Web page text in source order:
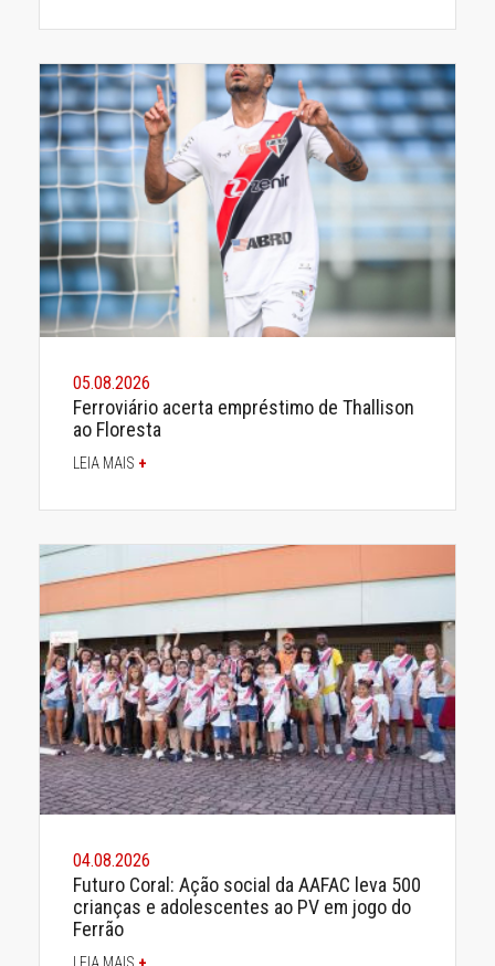
05.08.2026
Ferroviário acerta empréstimo de Thallison
ao Floresta
LEIA MAIS +
04.08.2026
Futuro Coral: Ação social da AAFAC leva 500
crianças e adolescentes ao PV em jogo do
Ferrão